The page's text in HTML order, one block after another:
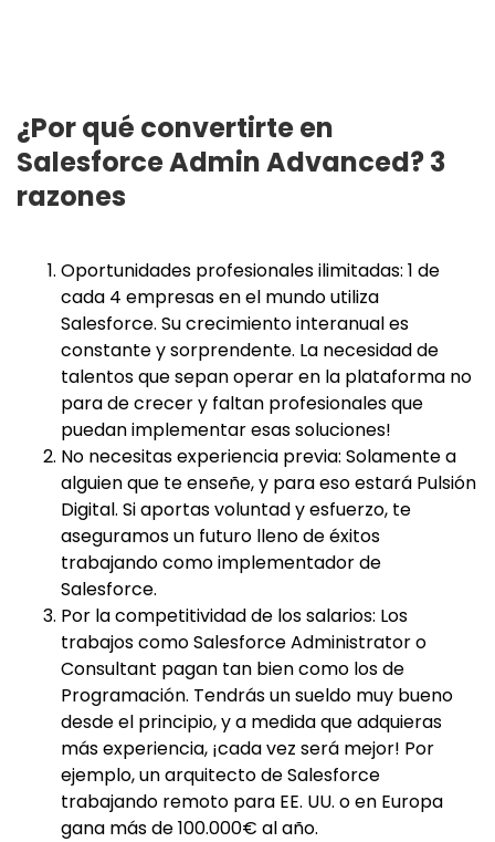
¿Por qué convertirte en
Salesforce Admin Advanced? 3
razones
Oportunidades profesionales ilimitadas: 1 de
cada 4 empresas en el mundo utiliza
Salesforce. Su crecimiento interanual es
constante y sorprendente. La necesidad de
talentos que sepan operar en la plataforma no
para de crecer y faltan profesionales que
puedan implementar esas soluciones!
No necesitas experiencia previa: Solamente a
alguien que te enseñe, y para eso estará Pulsión
Digital. Si aportas voluntad y esfuerzo, te
aseguramos un futuro lleno de éxitos
trabajando como implementador de
Salesforce.
Por la competitividad de los salarios: Los
trabajos como Salesforce Administrator o
Consultant pagan tan bien como los de
Programación. Tendrás un sueldo muy bueno
desde el principio, y a medida que adquieras
más experiencia, ¡cada vez será mejor! Por
ejemplo, un arquitecto de Salesforce
trabajando remoto para EE. UU. o en Europa
gana más de 100.000€ al año.